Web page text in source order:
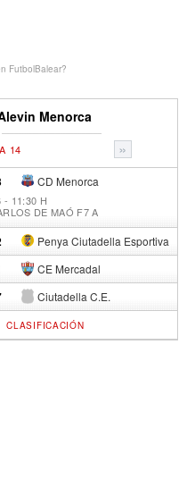
FutbolBalear?
Menorca
»
14
CD Menorca
- 11:30 H
DE MAÓ F7 A
Penya Ciutadella Esportiva
CE Mercadal
Ciutadella C.E.
CLASIFICACIÓN